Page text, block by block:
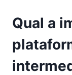
Qual a